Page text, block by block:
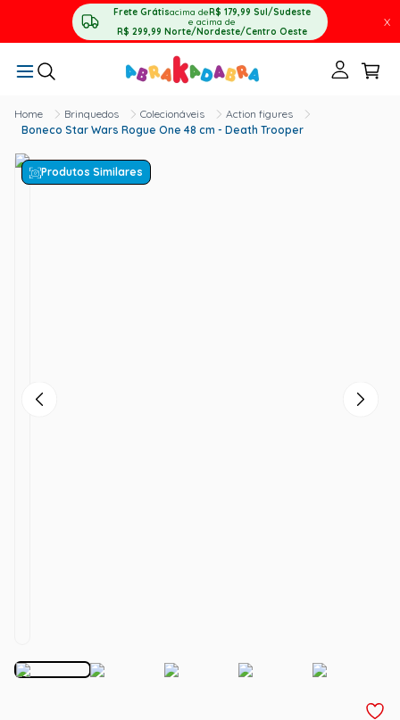
Frete Grátisacima deR$ 179,99 Sul/Sudeste
e acima de
R$ 299,99 Norte/Nordeste/Centro Oeste
X
Brinquedos Colecionáveis
Action figures
Boneco Star Wars Rogue One 48 cm - Death Trooper
Produtos Similares